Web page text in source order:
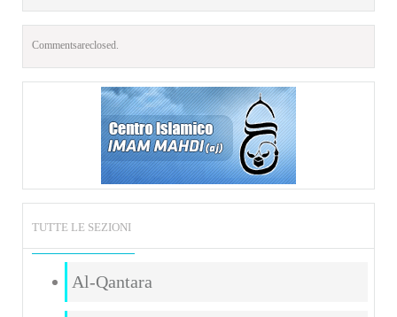
Comments are closed.
TUTTE LE SEZIONI
Al-Qantara